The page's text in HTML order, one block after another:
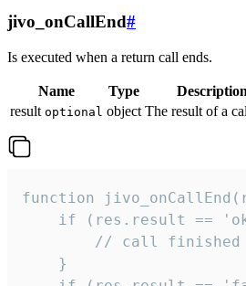
jivo_onCallEnd#
Is executed when a return call ends.
Name Type
Description
result optional object The result of a
function
if (res.result ==
// call finished
    }